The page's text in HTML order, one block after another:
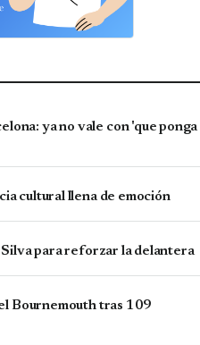
ya no vale con 'que ponga
cultural llena de emoción
para reforzar la delantera
Bournemouth tras 109